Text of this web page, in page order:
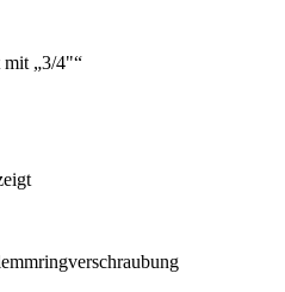
mit „3/4"“
Nach